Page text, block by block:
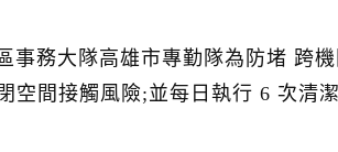
務大隊高雄市專勤隊為防堵 跨
空間接觸風險;並每日執行 6 次清